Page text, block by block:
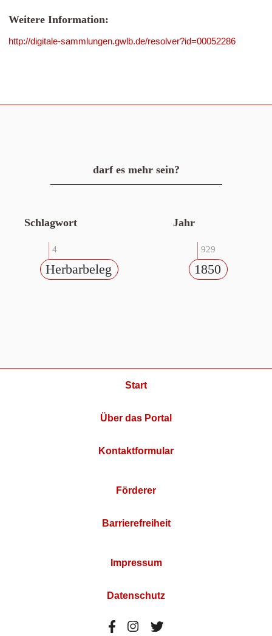
Weitere Information:
http://digitale-sammlungen.gwlb.de/resolver?id=00052286
darf es mehr sein?
Schlagwort
4
Herbarbeleg
Jahr
929
1850
Start
Über das Portal
Kontaktformular
Förderer
Barrierefreiheit
Impressum
Datenschutz